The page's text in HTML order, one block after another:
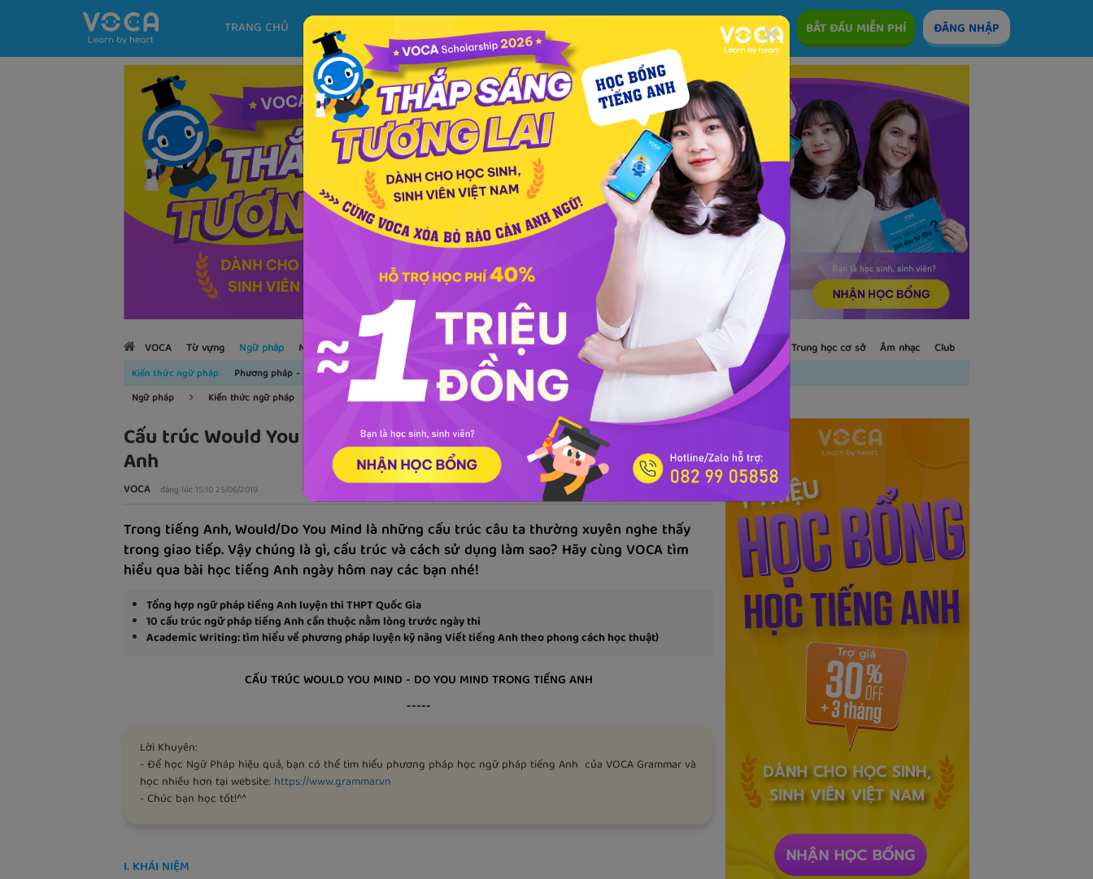
ĐĂNG NHẬP
BẮT ĐẦU MIỄN PHÍ
XEM THÊM
PREMIUM
PHƯƠNG PHÁP
KHÓA HỌC
TRANG CHỦ
VOCA Từ vựng Ngữ pháp Mẫu câu Học phát âm Giao tiếp Luyện viết Phổ thông Luyện nói TOEIC IELTS Trẻ em Trung học cơ sở Âm nhạc Club
Kiến thức ngữ pháp Phương pháp - kinh nghiệm
Tài liệu
Ngữ pháp
Kiến thức ngữ pháp
Cấu trúc Would You Mind - Do You Mind và cách dùng trong tiếng
Anh
VOCA đăng lúc 15:10 25/06/2019
Trong tiếng Anh, Would/Do You Mind là những cấu trúc câu ta thường xuyên nghe thấy
trong giao tiếp. Vậy chúng là gì, cấu trúc và cách sử dụng làm sao? Hãy cùng VOCA tìm
hiểu qua bài học tiếng Anh ngày hôm nay các bạn nhé!
Tổng hợp ngữ pháp tiếng Anh luyện thi THPT Quốc Gia
10 cấu trúc ngữ pháp tiếng Anh cần thuộc nằm lòng trước ngày thi
Academic Writing: tìm hiểu về phương pháp luyện kỹ năng Viết tiếng Anh theo phong cách học thuật)
CẤU TRÚC WOULD YOU MIND - DO YOU MIND TRONG TIẾNG ANH
-----
Lời Khuyên:
- Để học Ngữ Pháp hiệu quả, bạn có thể tìm hiểu phương pháp học ngữ pháp tiếng Anh của VOCA Grammar và
học nhiều hơn tại website: https://www.grammar.vn
- Chúc bạn học tốt!^^
I. KHÁI NIỆM